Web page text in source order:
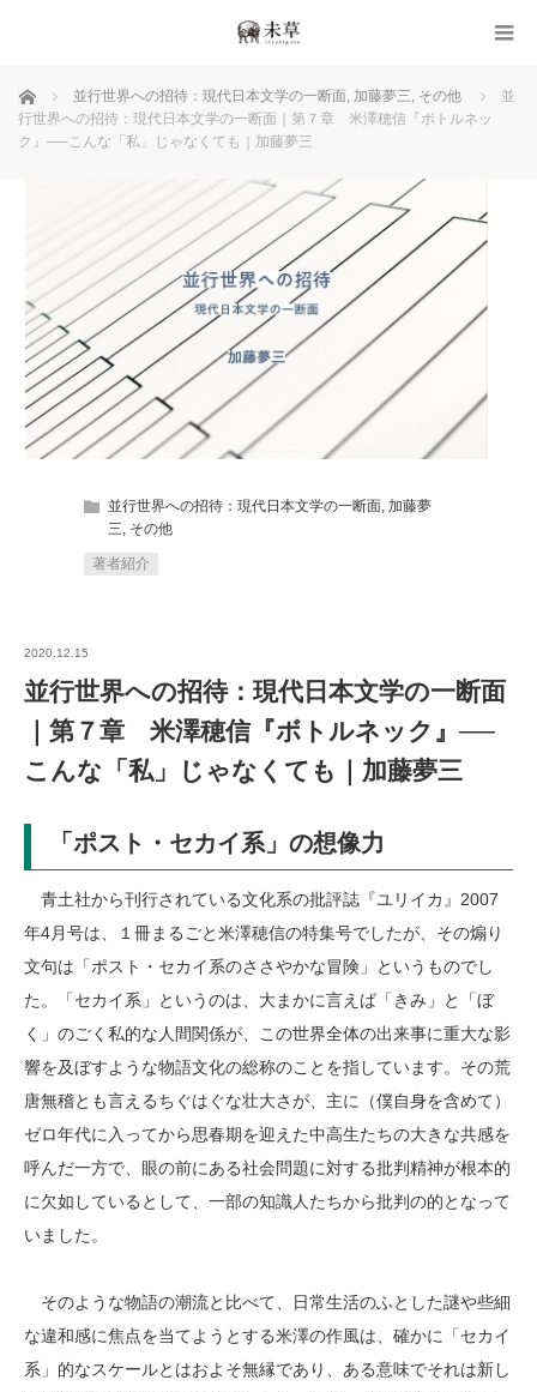
ホーム 並行世界への招待：現代日本文学の一断面, 加藤夢三, その他
並
行世界への招待：現代日本文学の一断面｜第７章 米澤穂信『ボトルネッ
ク』──こんな「私」じゃなくても｜加藤夢三
並行世界への招待：現代日本文学の一断面, 加藤夢
三, その他
著者紹介
2020.12.15
並行世界への招待：現代日本文学の一断面
｜第７章 米澤穂信『ボトルネック』──
こんな「私」じゃなくても｜加藤夢三
「ポスト・セカイ系」の想像力
青土社から刊行されている文化系の批評誌『ユリイカ』2007
年4月号は、１冊まるごと米澤穂信の特集号でしたが、その煽り
文句は「ポスト・セカイ系のささやかな冒険」というものでし
た。「セカイ系」というのは、大まかに言えば「きみ」と「ぼ
く」のごく私的な人間関係が、この世界全体の出来事に重大な影
響を及ぼすような物語文化の総称のことを指しています。その荒
唐無稽とも言えるちぐはぐな壮大さが、主に（僕自身を含めて）
ゼロ年代に入ってから思春期を迎えた中高生たちの大きな共感を
呼んだ一方で、眼の前にある社会問題に対する批判精神が根本的
に欠如しているとして、一部の知識人たちから批判の的となって
いました。
そのような物語の潮流と比べて、日常生活のふとした謎や些細
な違和感に焦点を当てようとする米澤の作風は、確かに「セカイ
系」的なスケールとはおよそ無縁であり、ある意味でそれは新し